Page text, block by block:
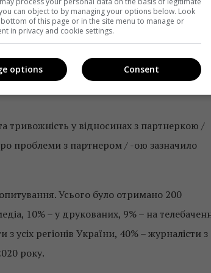
віддаленої роботи їм важко
журналісток про цю проблему згадало
тривожність у відносинах з партнеркою /
проблеми з партнером / -ою зазначило
Усього було отримано 200
10% – у друкованих, 9% – на
з усіх регіонів України, 40% – журналісти з
року.
can object to by managing your options below. Look
of this page or in the site menu to manage or
in privacy and cookie settings.
Consent
options